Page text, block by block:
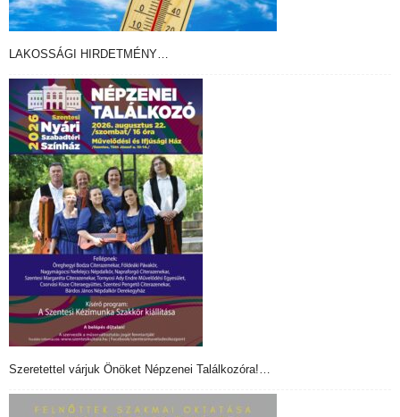
LAKOSSÁGI HIRDETMÉNY…
Szeretettel várjuk Önöket Népzenei Találkozóra!…